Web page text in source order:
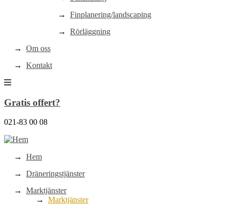
Finplanering/landscaping
Rörläggning
Om oss
Kontakt
Gratis offert?
021-83 00 08
Hem
Dräneringstjänster
Marktjänster
Marktjänster